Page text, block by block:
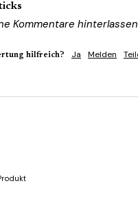
Kommentare
hilfreich? Ja Melden